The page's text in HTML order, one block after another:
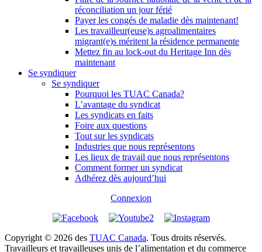
réconciliation un jour férié
Payer les congés de maladie dès maintenant!
Les travailleur(euse)s agroalimentaires
migrant(e)s méritent la résidence permanente
Mettez fin au lock-out du Heritage Inn dès
maintenant
Se syndiquer
Se syndiquer
Pourquoi les TUAC Canada?
L’avantage du syndicat
Les syndicats en faits
Foire aux questions
Tout sur les syndicats
Industries que nous représentons
Les lieux de travail que nous représentons
Comment former un syndicat
Adhérez dès aujourd’hui
Connexion
Copyright © 2026 des TUAC Canada. Tous droits réservés.
Travailleurs et travailleuses unis de l’alimentation et du commerce